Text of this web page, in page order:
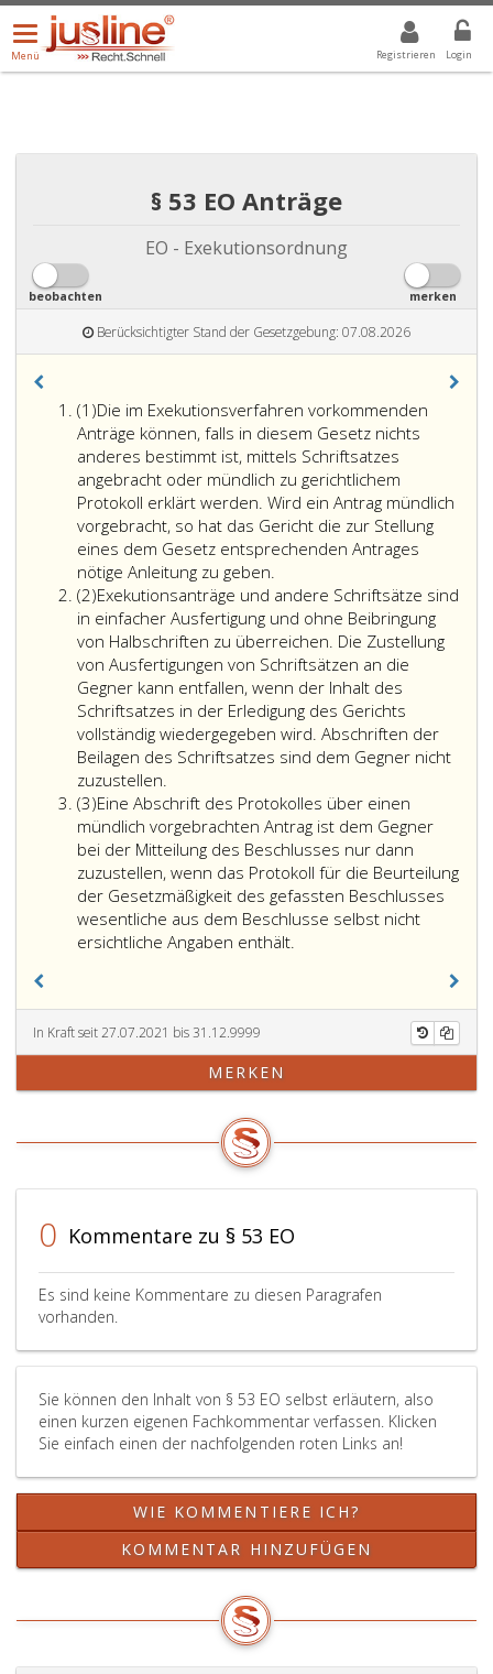
Registrieren Login
Menü
öffnen/schließen
Menü
ALLE DROPDOWN: GEWÄHLTER WERT IST ALLE
§ 53 EO Anträge
EO - Exekutionsordnung
beobachten merken
Berücksichtigter Stand der Gesetzgebung: 07.08.2026
(1)Absatz
eins
Die im Exekutionsverfahren vorkommenden
Anträge können, falls in diesem Gesetz nichts
anderes bestimmt ist, mittels Schriftsatzes
angebracht oder mündlich zu gerichtlichem
Protokoll erklärt werden. Wird ein Antrag mündlich
vorgebracht, so hat das Gericht die zur Stellung
eines dem Gesetz entsprechenden Antrages
nötige Anleitung zu geben.
(2)Absatz
2
Exekutionsanträge und andere Schriftsätze sind
in einfacher Ausfertigung und ohne Beibringung
von Halbschriften zu überreichen. Die Zustellung
von Ausfertigungen von Schriftsätzen an die
Gegner kann entfallen, wenn der Inhalt des
Schriftsatzes in der Erledigung des Gerichts
vollständig wiedergegeben wird. Abschriften der
Beilagen des Schriftsatzes sind dem Gegner nicht
zuzustellen.
(3)Absatz
3
Eine Abschrift des Protokolles über einen
mündlich vorgebrachten Antrag ist dem Gegner
bei der Mitteilung des Beschlusses nur dann
zuzustellen, wenn das Protokoll für die Beurteilung
der Gesetzmäßigkeit des gefassten Beschlusses
wesentliche aus dem Beschlusse selbst nicht
ersichtliche Angaben enthält.
In Kraft seit 27.07.2021 bis 31.12.9999
MERKEN
0 Kommentare zu § 53 EO
Es sind keine Kommentare zu diesen Paragrafen
vorhanden.
Sie können den Inhalt von § 53 EO selbst erläutern, also
einen kurzen eigenen Fachkommentar verfassen. Klicken
Sie einfach einen der nachfolgenden roten Links an!
WIE KOMMENTIERE ICH?
KOMMENTAR HINZUFÜGEN